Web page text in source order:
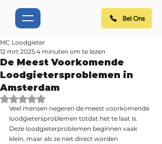
Bel Ons
De Meest Voorkomende
Loodgietersproblemen in
Amsterdam
MC Loodgieter
12 mrt 2025 4 minuten om te lezen
Beoordeeld met NaN uit 5 sterren.
Veel mensen negeren de meest voorkomende
loodgietersproblemen totdat het te laat is.
Deze loodgieterproblemen beginnen vaak
klein, maar als ze niet direct worden